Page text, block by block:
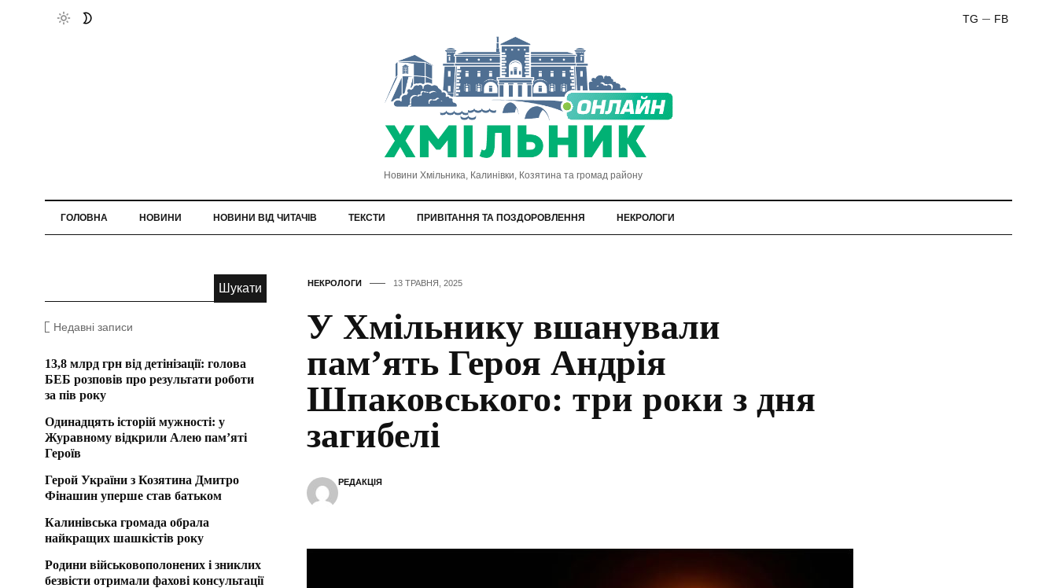
FB
TG
Новини Хмільника, Калинівки, Козятина та громад району
ГОЛОВНА НОВИНИ НОВИНИ ВІД ЧИТАЧІВ ТЕКСТИ ПРИВІТАННЯ ТА ПОЗДОРОВЛЕННЯ НЕКРОЛОГИ
НЕКРОЛОГИ 13 ТРАВНЯ, 2025
У Хмільнику вшанували
пам’ять Героя Андрія
Шпаковського: три роки з дня
загибелі
РЕДАКЦІЯ
Недавні записи
13,8 млрд грн від детінізації: голова
БЕБ розповів про результати роботи
за пів року
Одинадцять історій мужності: у
Журавному відкрили Алею пам’яті
Героїв
Герой України з Козятина Дмитро
Фінашин уперше став батьком
Калинівська громада обрала
найкращих шашкістів року
Родини військовополонених і зниклих
безвісти отримали фахові консультації